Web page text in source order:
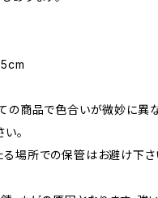
の商品で色合いが微妙に異な
。
場所での保管はお避け下さ